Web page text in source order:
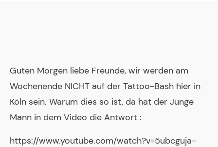
Guten Morgen liebe Freunde, wir werden am
Wochenende NICHT auf der Tattoo-Bash hier in
Köln sein. Warum dies so ist, da hat der Junge
Mann in dem Video die Antwort :
https://www.youtube.com/watch?v=5ubcguja-